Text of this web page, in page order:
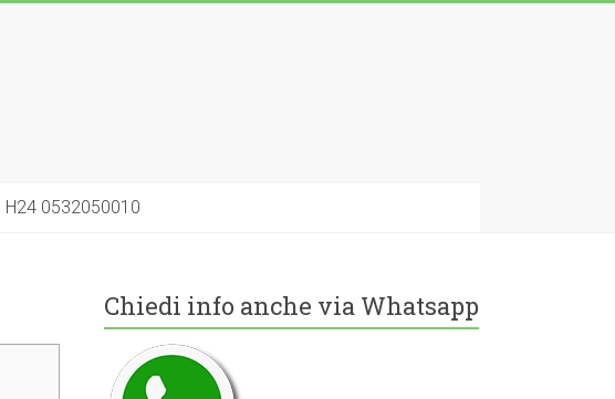
0532050010
Chiedi info anche via Whatsapp